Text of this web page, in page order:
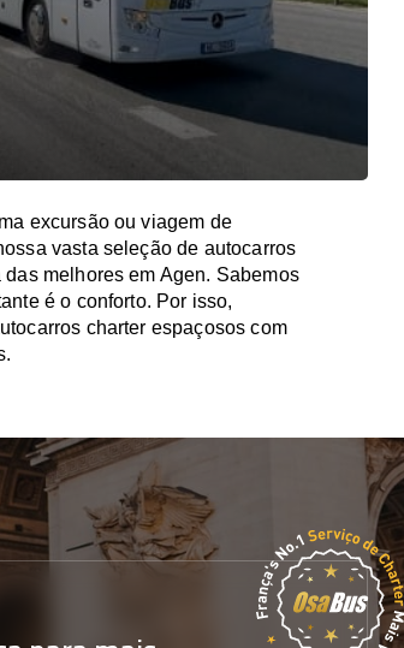
excursão ou viagem de
vasta seleção de autocarros
das melhores em Agen. Sabemos
é o conforto. Por isso,
charter espaçosos com